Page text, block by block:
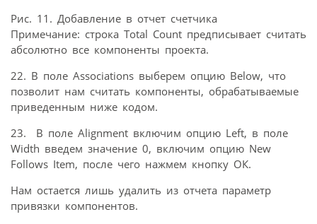
Рис. 11. Добавление в отчет счетчика
Примечание: строка Total Count предписывает считать
абсолютно все компоненты проекта.
22. В поле Associations выберем опцию Below, что
позволит нам считать компоненты, обрабатываемые
приведенным ниже кодом.
23. В поле Alignment включим опцию Left, в поле
Width введем значение 0, включим опцию New
Follows Item, после чего нажмем кнопку ОК.
Нам остается лишь удалить из отчета параметр
привязки компонентов.